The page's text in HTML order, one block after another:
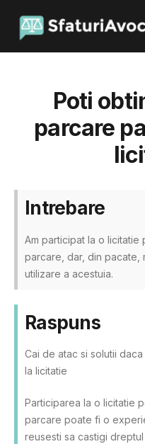
Avocat Online
Poti
parcare
Intrebare
Am participat la o
parcare, dar, din pacate,
utilizare a acestuia.
Raspuns
Cai de atac si solutii
la licitatie
Participarea la o licitatie
parcare poate fi o
reusesti sa castigi